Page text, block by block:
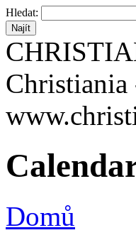
Hledat:
Domů